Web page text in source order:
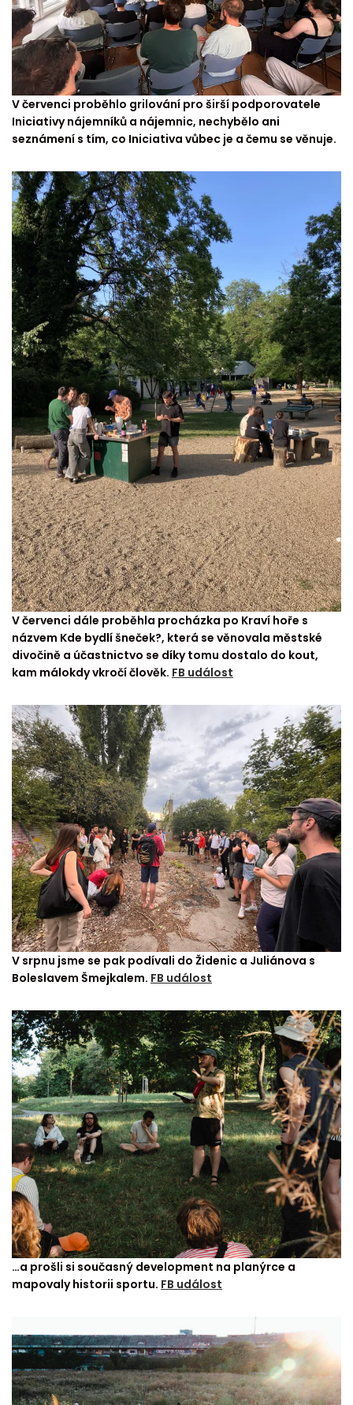
V červenci proběhlo grilování pro širší podporovatele
Iniciativy nájemníků a nájemnic, nechybělo ani
seznámení s tím, co Iniciativa vůbec je a čemu se věnuje.
V červenci dále proběhla procházka po Kraví hoře s
názvem Kde bydlí šneček?, která se věnovala městské
divočině a účastnictvo se díky tomu dostalo do kout,
kam málokdy vkročí člověk. FB událost
V srpnu jsme se pak podívali do Židenic a Juliánova s
Boleslavem Šmejkalem. FB událost
…a prošli si současný development na planýrce a
mapovaly historii sportu. FB událost